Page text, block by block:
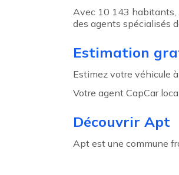
Avec 10 143 habitants,
des agents spécialisés
Estimation
Estimez votre véhicule
Votre agent CapCar
Découvrir Apt
Apt est une commune